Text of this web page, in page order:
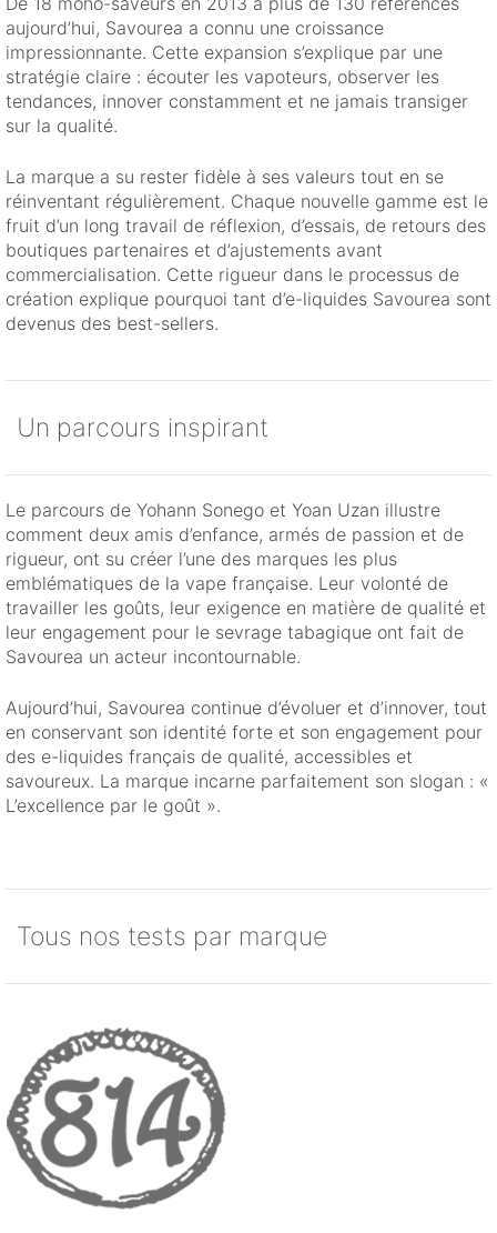
aujourd’hui, Savourea a connu une croissance
impressionnante. Cette expansion s’explique par une
stratégie claire : écouter les vapoteurs, observer les
tendances, innover constamment et ne jamais transiger
sur la qualité.
La marque a su rester fidèle à ses valeurs tout en se
réinventant régulièrement. Chaque nouvelle gamme est le
fruit d’un long travail de réflexion, d’essais, de retours des
boutiques partenaires et d’ajustements avant
commercialisation. Cette rigueur dans le processus de
création explique pourquoi tant d’e-liquides Savourea sont
devenus des best-sellers.
Un parcours inspirant
Le parcours de Yohann Sonego et Yoan Uzan illustre
comment deux amis d’enfance, armés de passion et de
rigueur, ont su créer l’une des marques les plus
emblématiques de la vape française. Leur volonté de
travailler les goûts, leur exigence en matière de qualité et
leur engagement pour le sevrage tabagique ont fait de
Savourea un acteur incontournable.
Aujourd’hui, Savourea continue d’évoluer et d’innover, tout
en conservant son identité forte et son engagement pour
des e-liquides français de qualité, accessibles et
savoureux. La marque incarne parfaitement son slogan : «
L’excellence par le goût ».
Tous nos tests par marque